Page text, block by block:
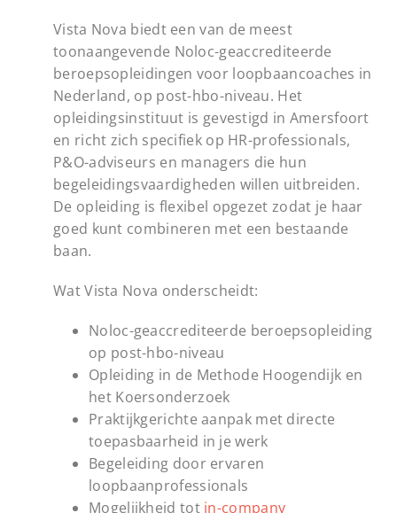
Vista Nova biedt een van de meest
toonaangevende Noloc-geaccrediteerde
beroepsopleidingen voor loopbaancoaches in
Nederland, op post-hbo-niveau. Het
opleidingsinstituut is gevestigd in Amersfoort
en richt zich specifiek op HR-professionals,
P&O-adviseurs en managers die hun
begeleidingsvaardigheden willen uitbreiden.
De opleiding is flexibel opgezet zodat je haar
goed kunt combineren met een bestaande
baan.
Wat Vista Nova onderscheidt:
Noloc-geaccrediteerde beroepsopleiding
op post-hbo-niveau
Opleiding in de Methode Hoogendijk en
het Koersonderzoek
Praktijkgerichte aanpak met directe
toepasbaarheid in je werk
Begeleiding door ervaren
loopbaanprofessionals
Mogelijkheid tot in-company